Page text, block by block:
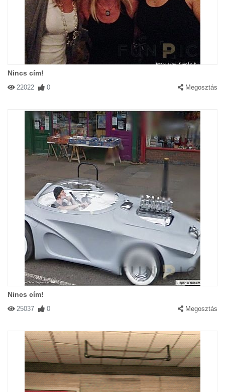
Nincs cím!
22022 0 Megosztás
Nincs cím!
25037 0 Megosztás